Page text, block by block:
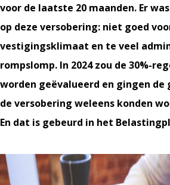
voor de laatste 20 maanden. Er
op deze versobering: niet goed
vestigingsklimaat en te veel
rompslomp. In 2024 zou de 30%-
worden geëvalueerd en gingen de
de versobering weleens konden
En dat is gebeurd in het